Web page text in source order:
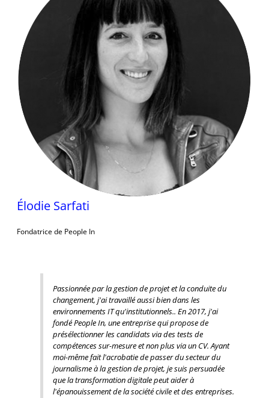
Élodie Sarfati
Fondatrice de People In
Passionnée par la gestion de projet et la conduite du
changement, j'ai travaillé aussi bien dans les
environnements IT qu'institutionnels.. En 2017, j'ai
fondé People In, une entreprise qui propose de
présélectionner les candidats via des tests de
compétences sur-mesure et non plus via un CV. Ayant
moi-même fait l'acrobatie de passer du secteur du
journalisme à la gestion de projet, je suis persuadée
que la transformation digitale peut aider à
l'épanouissement de la société civile et des entreprises.